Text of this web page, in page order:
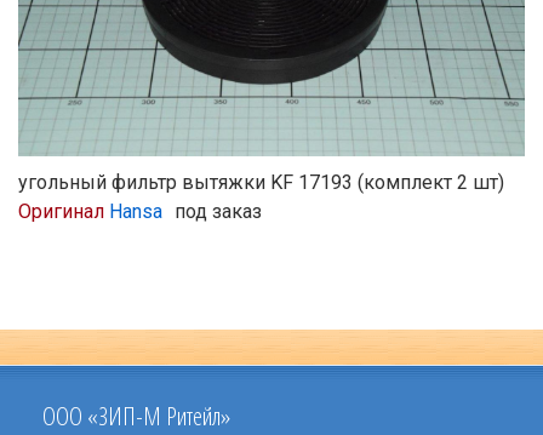
угольный фильтр вытяжки KF 17193 (комплект 2 шт)
Оригинал Hansa под заказ
ООО «ЗИП-М Ритейл»